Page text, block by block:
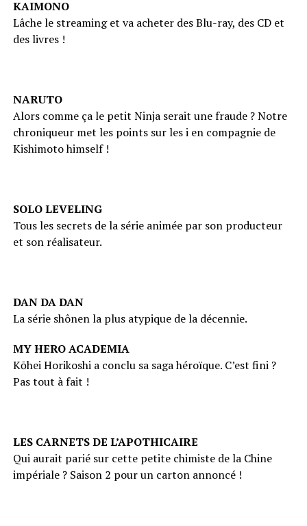
KAIMONO
Lâche le streaming et va acheter des Blu-ray, des CD et
des livres !
NARUTO
Alors comme ça le petit Ninja serait une fraude ? Notre
chroniqueur met les points sur les i en compagnie de
Kishimoto himself !
SOLO LEVELING
Tous les secrets de la série animée par son producteur
et son réalisateur.
DAN DA DAN
La série shônen la plus atypique de la décennie.
MY HERO ACADEMIA
Kōhei Horikoshi a conclu sa saga héroïque. C’est fini ?
Pas tout à fait !
LES CARNETS DE L’APOTHICAIRE
Qui aurait parié sur cette petite chimiste de la Chine
impériale ? Saison 2 pour un carton annoncé !